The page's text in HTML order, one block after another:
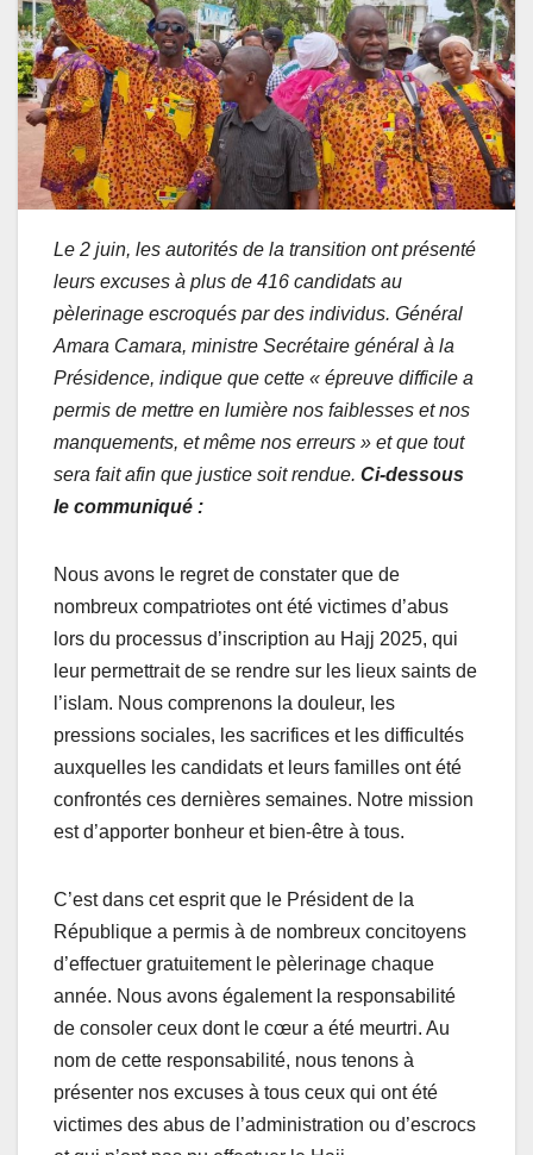
Le 2 juin, les autorités de la transition ont présenté
leurs excuses à plus de 416 candidats au
pèlerinage escroqués par des individus. Général
Amara Camara, ministre Secrétaire général à la
Présidence, indique que cette « épreuve difficile a
permis de mettre en lumière nos faiblesses et nos
manquements, et même nos erreurs » et que tout
sera fait afin que justice soit rendue. Ci-dessous
le communiqué :
Nous avons le regret de constater que de
nombreux compatriotes ont été victimes d’abus
lors du processus d’inscription au Hajj 2025, qui
leur permettrait de se rendre sur les lieux saints de
l’islam. Nous comprenons la douleur, les
pressions sociales, les sacrifices et les difficultés
auxquelles les candidats et leurs familles ont été
confrontés ces dernières semaines. Notre mission
est d’apporter bonheur et bien-être à tous.
C’est dans cet esprit que le Président de la
République a permis à de nombreux concitoyens
d’effectuer gratuitement le pèlerinage chaque
année. Nous avons également la responsabilité
de consoler ceux dont le cœur a été meurtri. Au
nom de cette responsabilité, nous tenons à
présenter nos excuses à tous ceux qui ont été
victimes des abus de l’administration ou d’escrocs